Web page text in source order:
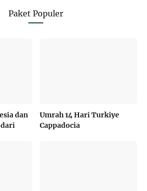
Paket Populer
dan
Umrah 14 Hari Turkiye
Cappadocia